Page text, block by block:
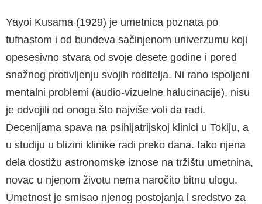
Yayoi Kusama (1929) je umetnica poznata po
tufnastom i od bundeva sačinjenom univerzumu koji
opesesivno stvara od svoje desete godine i pored
snažnog protivljenju svojih roditelja. Ni rano ispoljeni
mentalni problemi (audio-vizuelne halucinacije), nisu
je odvojili od onoga što najviše voli da radi.
Decenijama spava na psihijatrijskoj klinici u Tokiju, a
u studiju u blizini klinike radi preko dana. Iako njena
dela dostižu astronomske iznose na tržištu umetnina,
novac u njenom životu nema naročito bitnu ulogu.
Umetnost je smisao njenog postojanja i sredstvo za